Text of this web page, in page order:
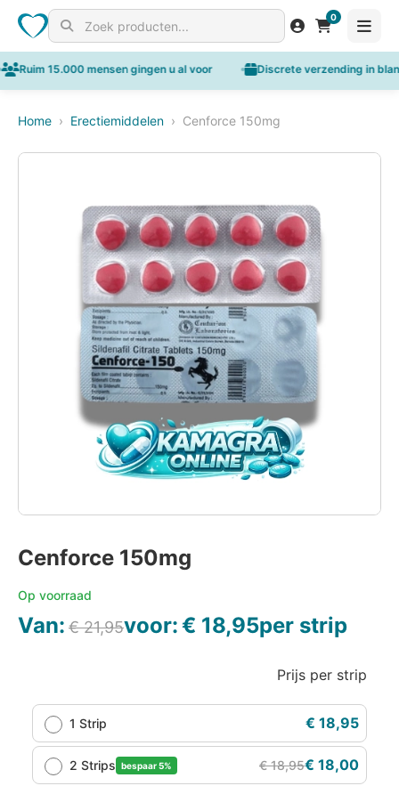
Search for products
0
15.000 mensen gingen u al voor Discrete verzending in blanco
Home › Erectiemiddelen › Cenforce 150mg
Aanbieding!
Cenforce 150mg
Op voorraad
Van: €21,95voor:€ 18,95per strip
Prijs per strip
1 Strip € 18,95
2 Strips bespaar 5% €18,95€ 18,00